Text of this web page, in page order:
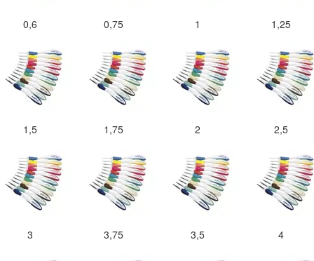
0,6 0,75 1 1,25
1,5 1,75 2 2,5
3 3,75 3,5 4